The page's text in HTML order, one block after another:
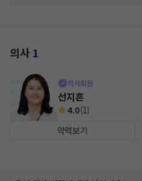
의사1
의사회원
선지흔
4.0(1)
약력보기